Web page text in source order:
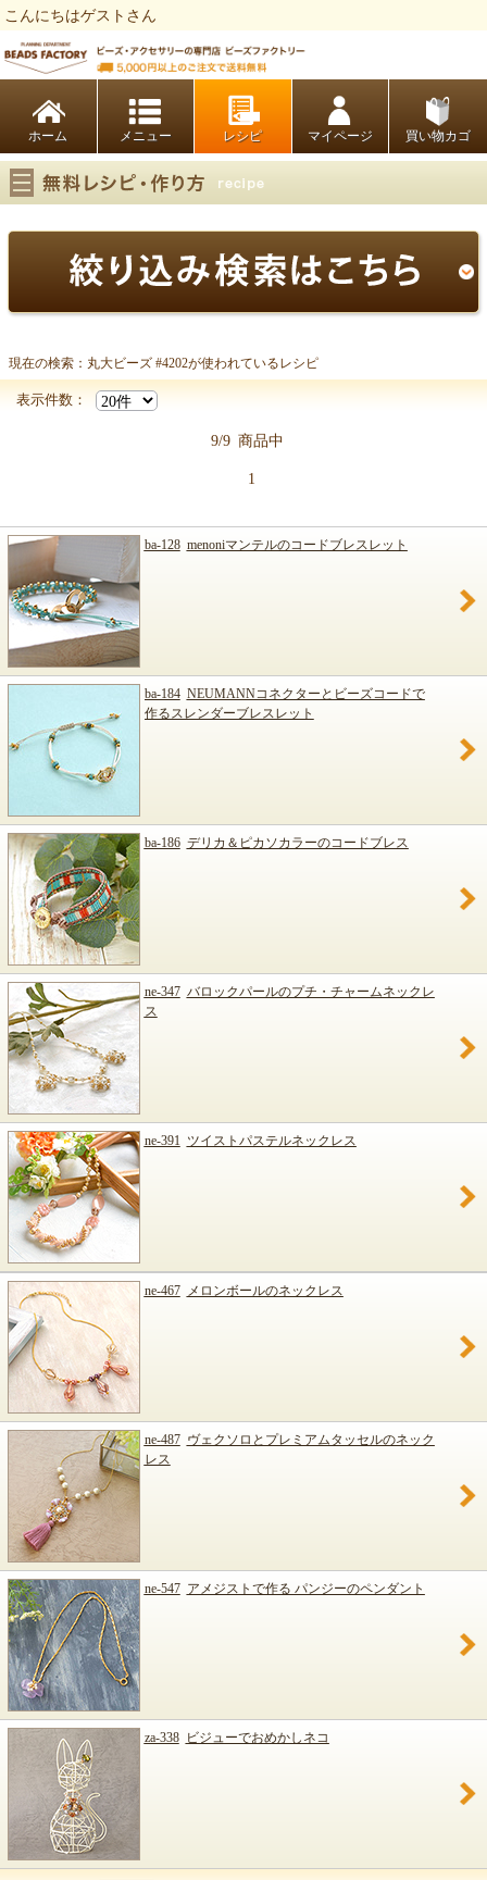
こんにちはゲストさん
ホーム レシピ マイページ 買い物カゴ
丸大ビーズ #4202
現在の検索：丸大ビーズ #4202が使われているレシピ
表示件数：
9/9 商品中
1
ba-128 menoniマンテルのコードブレスレット
ba-184 NEUMANNコネクターとビーズコードで
作るスレンダーブレスレット
ba-186 デリカ＆ピカソカラーのコードブレス
ne-347 バロックパールのプチ・チャームネックレ
ス
ne-391 ツイストパステルネックレス
ne-467 メロンボールのネックレス
ne-487 ヴェクソロとプレミアムタッセルのネック
レス
ne-547 アメジストで作る パンジーのペンダント
za-338 ビジューでおめかしネコ